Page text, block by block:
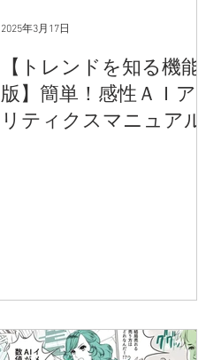
【トレンドを知る機能
版】簡単！感性ＡＩアナ
リティクスマニュアル
2025年3月17日